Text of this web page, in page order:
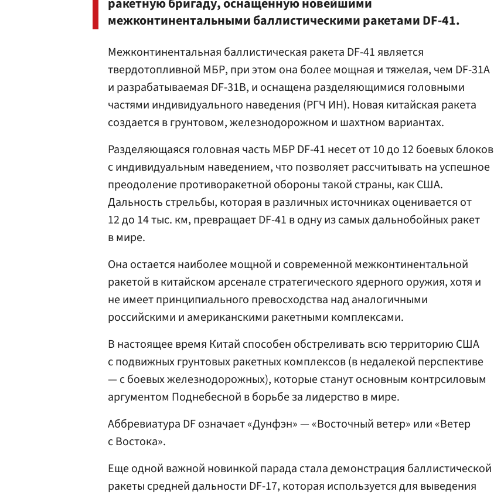
межконтинентальными баллистическими ракетами DF-41.
Межконтинентальная баллистическая ракета DF-41 является
твердотопливной МБР, при этом она более мощная и тяжелая, чем DF-31A
и разрабатываемая DF-31B, и оснащена разделяющимися головными
частями индивидуального наведения (РГЧ ИН). Новая китайская ракета
создается в грунтовом, железнодорожном и шахтном вариантах.
Разделяющаяся головная часть МБР DF-41 несет от 10 до 12 боевых блоков
с индивидуальным наведением, что позволяет рассчитывать на успешное
преодоление противоракетной обороны такой страны, как США.
Дальность стрельбы, которая в различных источниках оценивается от
12 до 14 тыс. км, превращает DF-41 в одну из самых дальнобойных ракет
в мире.
Она остается наиболее мощной и современной межконтинентальной
ракетой в китайском арсенале стратегического ядерного оружия, хотя и
не имеет принципиального превосходства над аналогичными
российскими и американскими ракетными комплексами.
В настоящее время Китай способен обстреливать всю территорию США
с подвижных грунтовых ракетных комплексов (в недалекой перспективе
— с боевых железнодорожных), которые станут основным контрсиловым
аргументом Поднебесной в борьбе за лидерство в мире.
Аббревиатура DF означает «Дунфэн» — «Восточный ветер» или «Ветер
с Востока».
Еще одной важной новинкой парада стала демонстрация баллистической
ракеты средней дальности DF-17, которая используется для выведения